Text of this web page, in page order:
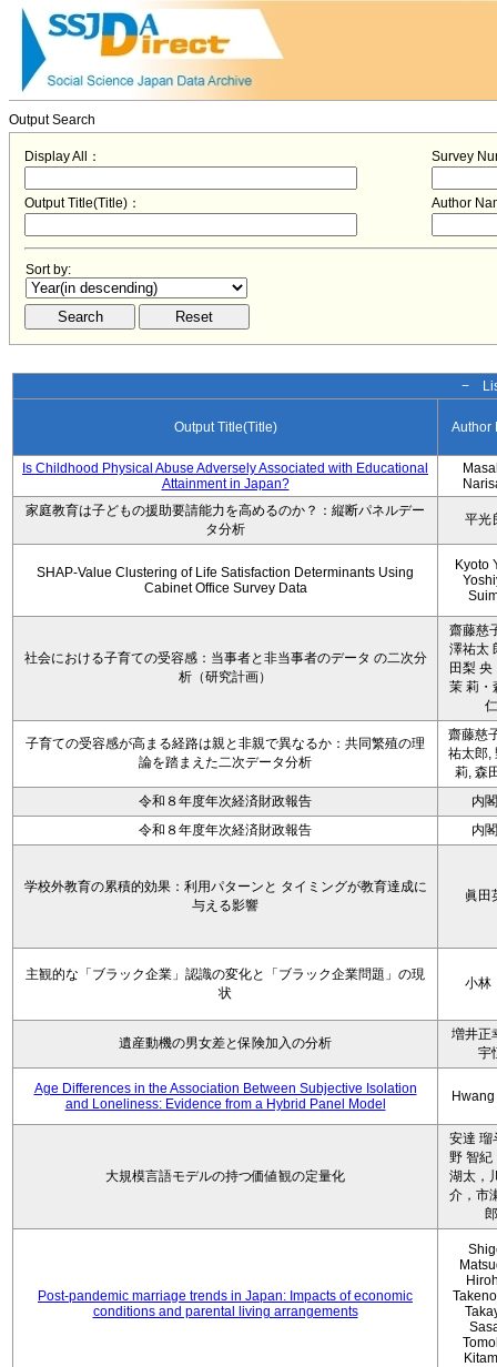
Output Search
Display All： Survey
Output Title(Title)： Author
Sort by:
−
Output Title(Title) Author
Is Childhood Physical Abuse Adversely Associated with Educational
Attainment in Japan?
家庭教育は子どもの援助要請能力を高めるのか？：縦断パネルデー
タ分析
平光
SHAP-Value Clustering of Life Satisfaction Determinants Using
Cabinet Office Survey Data
Kyoto
社会における子育ての受容感：当事者と非当事者のデータ の二次分
析（研究計画）
齋藤慈
澤祐太
田梨 央
茉 莉・
仁
子育ての受容感が高まる経路は親と非親で異なるか：共同繁殖の理
論を踏まえた二次データ分析
齋藤慈
祐太郎,
莉, 森
令和８年度年次経済財政報告
内
令和８年度年次経済財政報告
内
学校外教育の累積的効果：利用パターンと タイミングが教育達成に
与える影響
眞田
主観的な「ブラック企業」認識の変化と「ブラック企業問題」の現
状
小
遺産動機の男女差と保険加入の分析
増井正
宇
Age Differences in the Association Between Subjective Isolation
and Loneliness: Evidence from a Hybrid Panel Model
大規模言語モデルの持つ価値観の定量化
安達 瑠
野 智紀
湖太，
介，市
郎
Post-pandemic marriage trends in Japan: Impacts of economic
conditions and parental living arrangements